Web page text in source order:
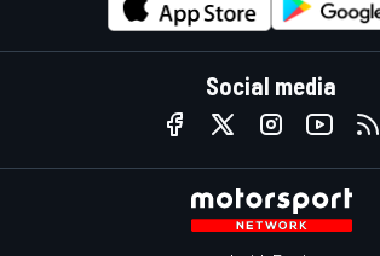
Social media